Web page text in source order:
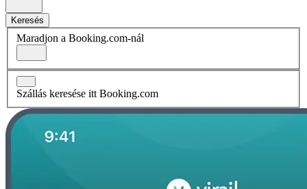
Keresés
Maradjon a Booking.com-nál
Szállás keresése itt Booking.com